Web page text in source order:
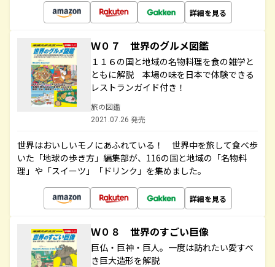
詳細を見る
Ｗ０７ 世界のグルメ図鑑
１１６の国と地域の名物料理を食の雑学と
ともに解説 本場の味を日本で体験できる
レストランガイド付き！
旅の図鑑
2021.07.26 発売
世界はおいしいモノにあふれている！ 世界中を旅して食べ歩
いた「地球の歩き方」編集部が、116の国と地域の「名物料
理」や「スイーツ」「ドリンク」を集めました。
詳細を見る
Ｗ０８ 世界のすごい巨像
巨仏・巨神・巨人。一度は訪れたい愛すべ
き巨大造形を解説